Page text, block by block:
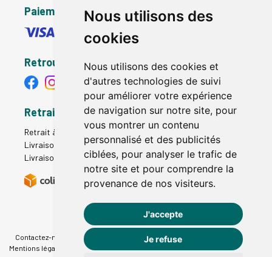
Nous utilisons des
cookies
Nous utilisons des cookies et
d'autres technologies de suivi
pour améliorer votre expérience
de navigation sur notre site, pour
vous montrer un contenu
personnalisé et des publicités
ciblées, pour analyser le trafic de
notre site et pour comprendre la
provenance de nos visiteurs.
J'accepte
Je refuse
Paiement sécurisé
Retrouvez-nous
Retrait - Livraison
Retrait à la pharmacie - Click & Collect
Livraison en Point Relais
Livraison à domicile
Contactez-nous Poser une question | Déclarer un effet indésirable
Mentions légales
Conditions générales - CGV Données personnelles